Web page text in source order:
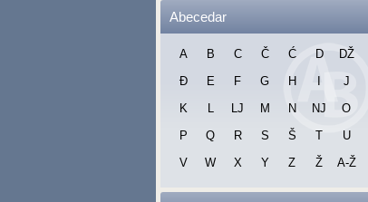
Abecedar
A B C Č Ć D
DŽ
Đ
E F G H
J
K
L LJ M N NJ
O
P
Q R S Š T
U
V
W X Y Z Ž A-Ž